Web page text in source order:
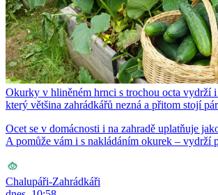
Okurky v hliněném hrnci s trochou octa vydrží
který většina zahrádkářů nezná a přitom stojí
Ocet se v domácnosti i na zahradě uplatňuje
A pomůže vám i s nakládáním okurek – vydrží
Chalupáři-Zahrádkáři